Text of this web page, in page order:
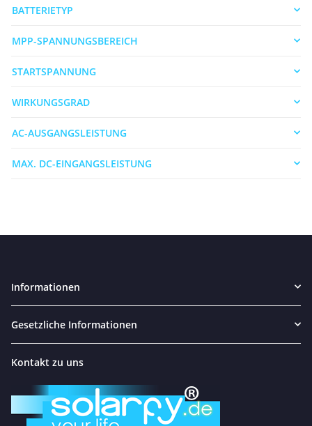
BATTERIETYP
MPP-SPANNUNGSBEREICH
STARTSPANNUNG
WIRKUNGSGRAD
AC-AUSGANGSLEISTUNG
MAX. DC-EINGANGSLEISTUNG
Informationen
Gesetzliche Informationen
Kontakt zu uns